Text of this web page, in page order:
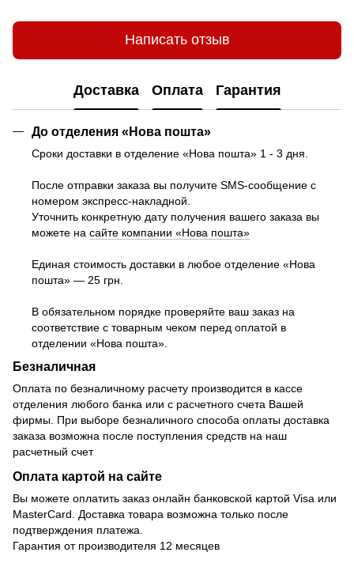
Написать отзыв
Доставка Оплата Гарантия
До отделения «Нова пошта»
Сроки доставки в отделение «Нова пошта» 1 - 3 дня.
После отправки заказа вы получите SMS-сообщение с
номером экспресс-накладной.
Уточнить конкретную дату получения вашего заказа вы
можете на сайте компании «Нова пошта»
Единая стоимость доставки в любое отделение «Нова
пошта» — 25 грн.
В обязательном порядке проверяйте ваш заказ на
соответствие с товарным чеком перед оплатой в
отделении «Нова пошта».
Безналичная
Оплата по безналичному расчету производится в кассе
отделения любого банка или с расчетного счета Вашей
фирмы. При выборе безналичного способа оплаты доставка
заказа возможна после поступления средств на наш
расчетный счет
Оплата картой на сайте
Вы можете оплатить заказ онлайн банковской картой Visa или
MasterCard. Доставка товара возможна только после
подтверждения платежа.
Гарантия от производителя 12 месяцев